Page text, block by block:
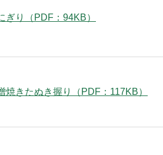
ぎり（PDF：94KB）
焼きたぬき握り（PDF：117KB）